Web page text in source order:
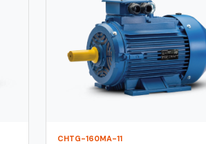
CHTG-160MA-11